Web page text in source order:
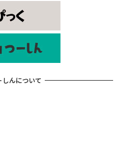
しんについて